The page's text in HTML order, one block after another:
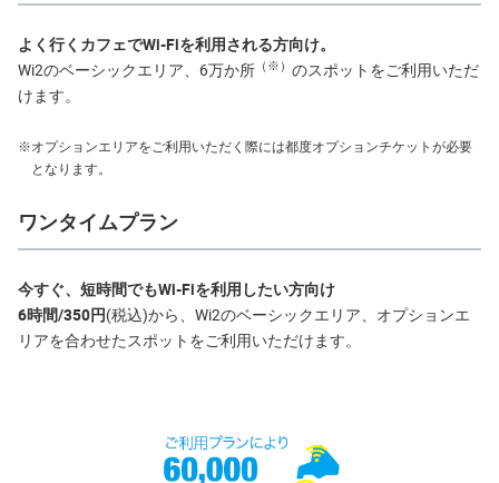
よく行くカフェでWi-Fiを利用される方向け。
Wi2のベーシックエリア、6万か所 （※） のスポットをご利用いただ
けます。
※オプションエリアをご利用いただく際には都度オプションチケットが必要
となります。
ワンタイムプラン
今すぐ、短時間でもWi-Fiを利用したい方向け
6時間/350円(税込)から、Wi2のベーシックエリア、オプションエ
リアを合わせたスポットをご利用いただけます。